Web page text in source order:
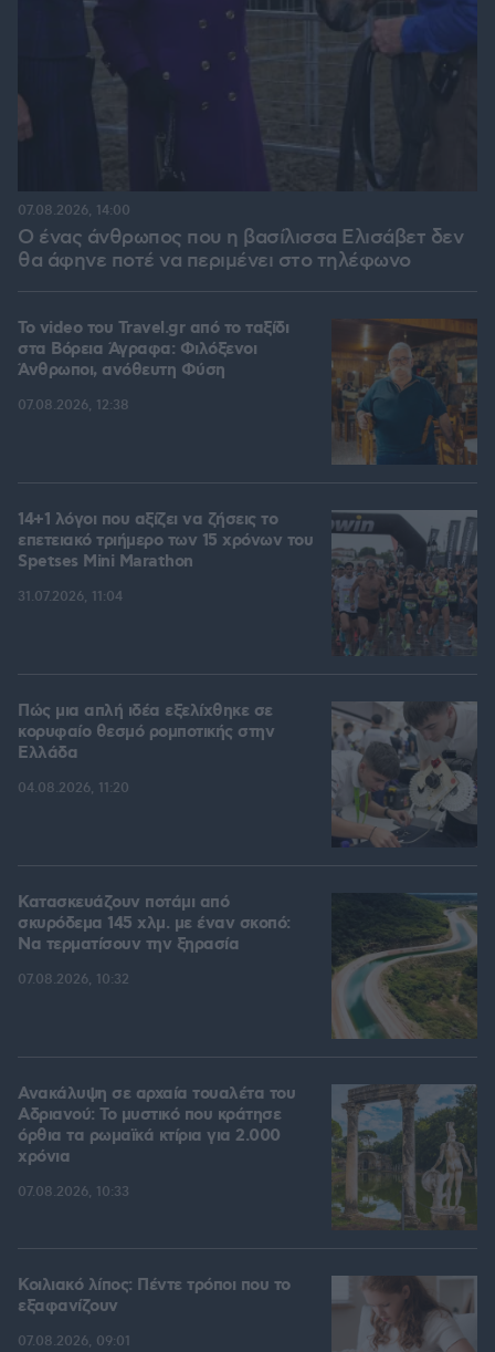
Ο ένας άνθρωπος που η βασίλισσα Ελισάβετ δεν
θα άφηνε ποτέ να περιμένει στο τηλέφωνο
07.08.2026, 14:00
To video του Travel.gr από το ταξίδι
στα Βόρεια Άγραφα: Φιλόξενοι
Άνθρωποι, ανόθευτη Φύση
07.08.2026, 12:38
14+1 λόγοι που αξίζει να ζήσεις το
επετειακό τριήμερο των 15 χρόνων του
Spetses Mini Marathon
31.07.2026, 11:04
Πώς μια απλή ιδέα εξελίχθηκε σε
κορυφαίο θεσμό ρομποτικής στην
Ελλάδα
04.08.2026, 11:20
Κατασκευάζουν ποτάμι από
σκυρόδεμα 145 χλμ. με έναν σκοπό:
Να τερματίσουν την ξηρασία
07.08.2026, 10:32
Ανακάλυψη σε αρχαία τουαλέτα του
Αδριανού: Το μυστικό που κράτησε
όρθια τα ρωμαϊκά κτίρια για 2.000
χρόνια
07.08.2026, 10:33
Κοιλιακό λίπος: Πέντε τρόποι που το
εξαφανίζουν
07.08.2026, 09:01